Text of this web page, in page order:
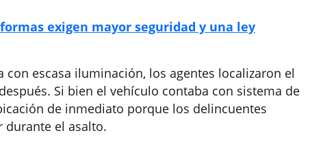
exigen mayor seguridad y una ley
escasa iluminación, los agentes localizaron el
Si bien el vehículo contaba con sistema de
de inmediato porque los delincuentes
el asalto.